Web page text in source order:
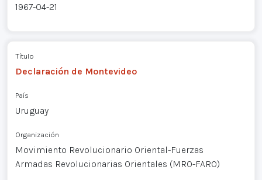
1967-04-21
Título
Declaración de Montevideo
País
Uruguay
Organización
Movimiento Revolucionario Oriental-Fuerzas
Armadas Revolucionarias Orientales (MRO-FARO)